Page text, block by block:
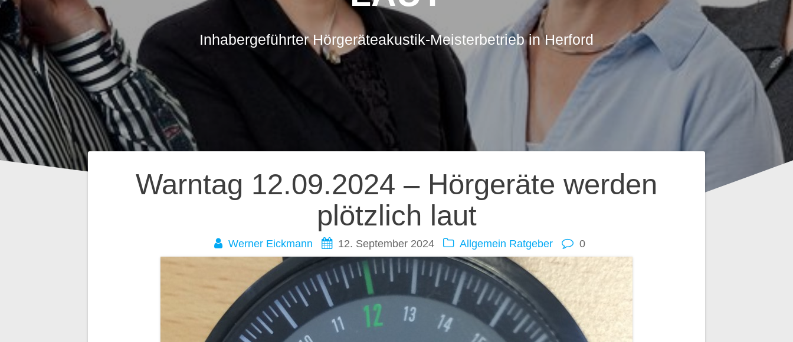
Inhabergeführter Hörgeräteakustik-Meisterbetrieb in Herford
Warntag 12.09.2024 – Hörgeräte werden
plötzlich laut
Werner Eickmann 12. September 2024 Allgemein Ratgeber 0
Beitragsnavigation